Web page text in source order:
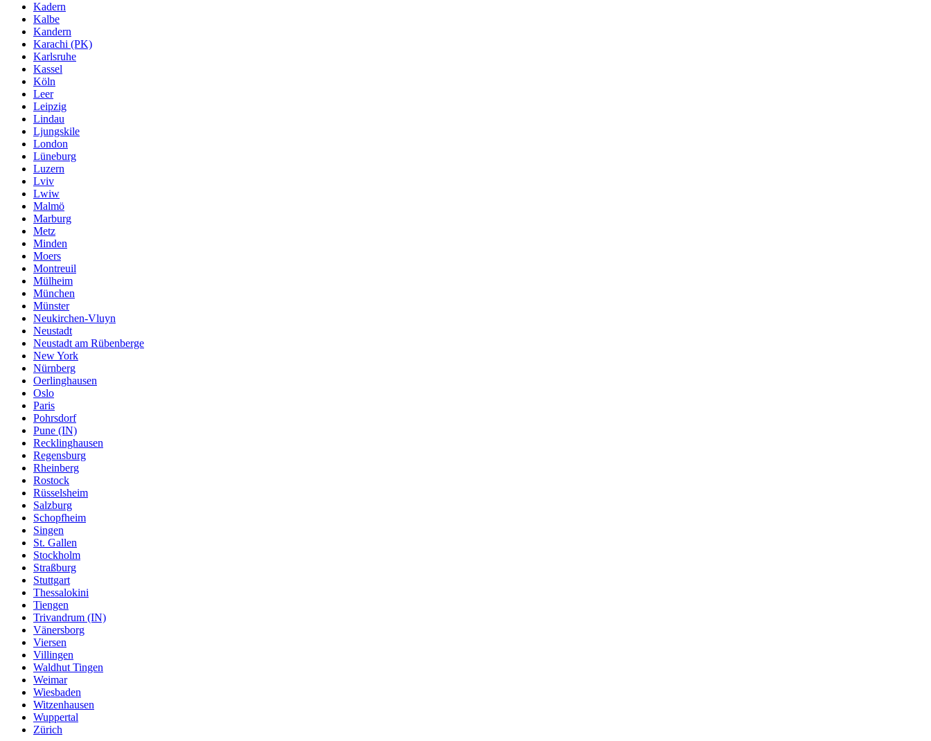
Kadern
Kalbe
Kandern
Karachi (PK)
Karlsruhe
Kassel
Köln
Leer
Leipzig
Lindau
Ljungskile
London
Lüneburg
Luzern
Lviv
Lwiw
Malmö
Marburg
Metz
Minden
Moers
Montreuil
Mülheim
München
Münster
Neukirchen-Vluyn
Neustadt
Neustadt am Rübenberge
New York
Nürnberg
Oerlinghausen
Oslo
Paris
Pohrsdorf
Pune (IN)
Recklinghausen
Regensburg
Rheinberg
Rostock
Rüsselsheim
Salzburg
Schopfheim
Singen
St. Gallen
Stockholm
Straßburg
Stuttgart
Thessalokini
Tiengen
Trivandrum (IN)
Vänersborg
Viersen
Villingen
Waldhut Tingen
Weimar
Wiesbaden
Witzenhausen
Wuppertal
Zürich